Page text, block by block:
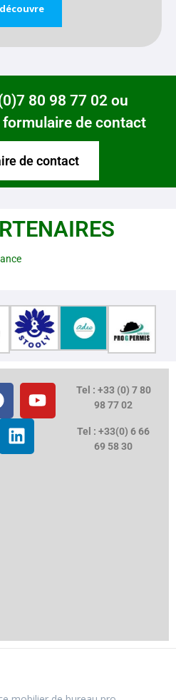
découvre
80 98 77 02 ou
de contact
de contact
Tel : +33 (0) 7 80
98 77 02
Tel : +33(0) 6 66
69 58 30